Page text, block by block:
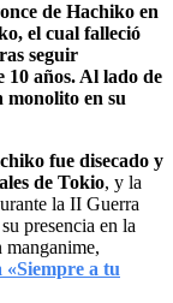
de Hachiko en
el cual falleció
seguir
10 años. Al lado de
monolito en su
fue disecado y
de Tokio, y la
la II Guerra
presencia en la
manganime,
«Siempre a tu